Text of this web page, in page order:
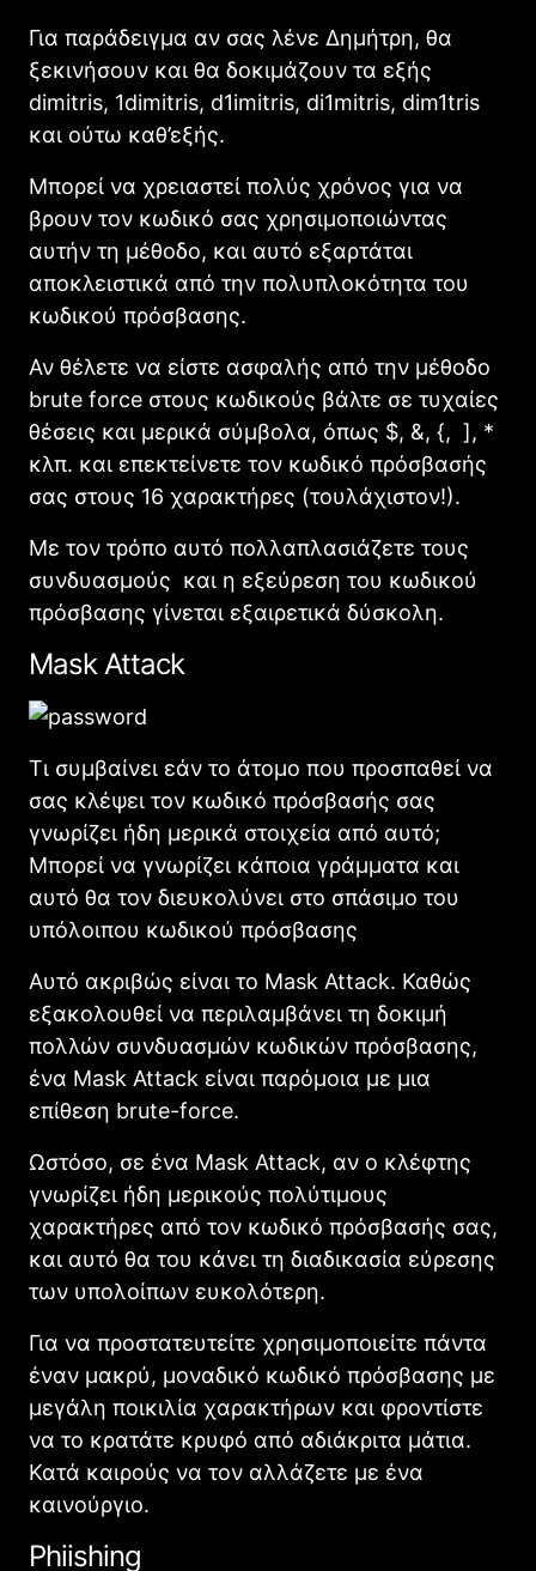
Για παράδειγμα αν σας λένε Δημήτρη, θα
ξεκινήσουν και θα δοκιμάζουν τα εξής
dimitris, 1dimitris, d1imitris, di1mitris, dim1tris
και ούτω καθ’εξής.
Μπορεί να χρειαστεί πολύς χρόνος για να
βρουν τον κωδικό σας χρησιμοποιώντας
αυτήν τη μέθοδο, και αυτό εξαρτάται
αποκλειστικά από την πολυπλοκότητα του
κωδικού πρόσβασης.
Αν θέλετε να είστε ασφαλής από την μέθοδο
brute force στους κωδικούς βάλτε σε τυχαίες
θέσεις και μερικά σύμβολα, όπως $, &, {, ], *
κλπ. και επεκτείνετε τον κωδικό πρόσβασής
σας στους 16 χαρακτήρες (τουλάχιστον!).
Με τον τρόπο αυτό πολλαπλασιάζετε τους
συνδυασμούς και η εξεύρεση του κωδικού
πρόσβασης γίνεται εξαιρετικά δύσκολη.
Mask Attack
Τι συμβαίνει εάν το άτομο που προσπαθεί να
σας κλέψει τον κωδικό πρόσβασής σας
γνωρίζει ήδη μερικά στοιχεία από αυτό;
Μπορεί να γνωρίζει κάποια γράμματα και
αυτό θα τον διευκολύνει στο σπάσιμο του
υπόλοιπου κωδικού πρόσβασης
Αυτό ακριβώς είναι το Mask Attack. Καθώς
εξακολουθεί να περιλαμβάνει τη δοκιμή
πολλών συνδυασμών κωδικών πρόσβασης,
ένα Mask Attack είναι παρόμοια με μια
επίθεση brute-force.
Ωστόσο, σε ένα Mask Attack, αν ο κλέφτης
γνωρίζει ήδη μερικούς πολύτιμους
χαρακτήρες από τον κωδικό πρόσβασής σας,
και αυτό θα του κάνει τη διαδικασία εύρεσης
των υπολοίπων ευκολότερη.
Για να προστατευτείτε χρησιμοποιείτε πάντα
έναν μακρύ, μοναδικό κωδικό πρόσβασης με
μεγάλη ποικιλία χαρακτήρων και φροντίστε
να το κρατάτε κρυφό από αδιάκριτα μάτια.
Κατά καιρούς να τον αλλάζετε με ένα
καινούργιο.
Phiishing